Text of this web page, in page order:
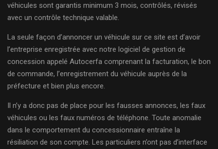
véhicules sont garantis minimum 3 mois, contrôlés, révisés
avec un contrôle technique valable.
La seule façon d’annoncer un véhicule sur ce site est d’avoir
l’entreprise enregistrée avec notre logiciel de gestion de
concession appelé Autocerfa comprenant la facturation, le bon
de commande, l’enregistrement du véhicule auprès de la
préfecture et bien plus encore.
Il n’y a donc pas de place pour les fausses annonces, les faux
véhicules ou les faux numéros de téléphone. Toute anomalie
dans le comportement du concessionnaire entraîne la
résiliation de son compte. Les particuliers n’ont pas d’interface